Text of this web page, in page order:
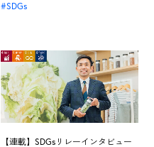
SDGs
【連載】SDGsリレーインタビュー